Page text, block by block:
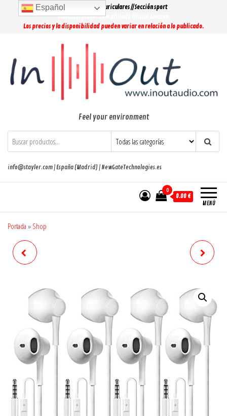
contenido
Lo más buscado: Auriculares // Sección sport
Soloescorpiones.com afiliado Oficial Amazon
Los precios y la disponibilidad pueden variar en relación a lo publicado.
Feel your environment
info@stayler.com | España (Madrid) | NewGateTechnologies.es
MENÚ
0
0.00 €
Portada » Shop
Español